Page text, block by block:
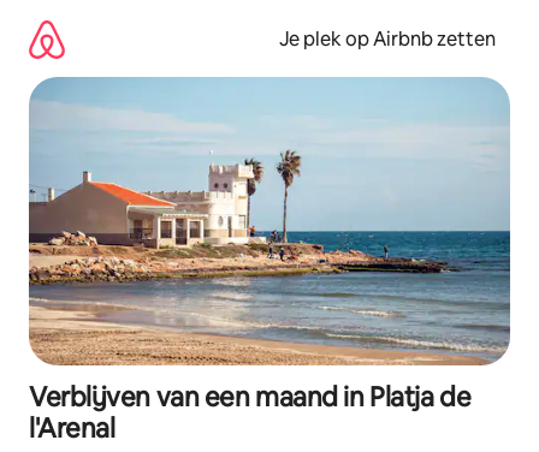
direct
naar
inhoud
Je plek op Airbnb zetten
Verblijven van een maand in Platja de
l'Arenal